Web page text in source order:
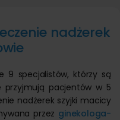
nadżerek
9 specjalistów, którzy są
przyjmują pacjentów w 5
nadżerek szyjki macicy
przez ginekologa-